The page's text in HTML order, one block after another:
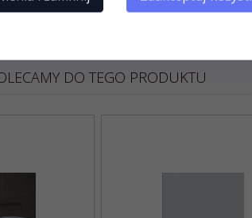
DO TEGO PRODUKTU